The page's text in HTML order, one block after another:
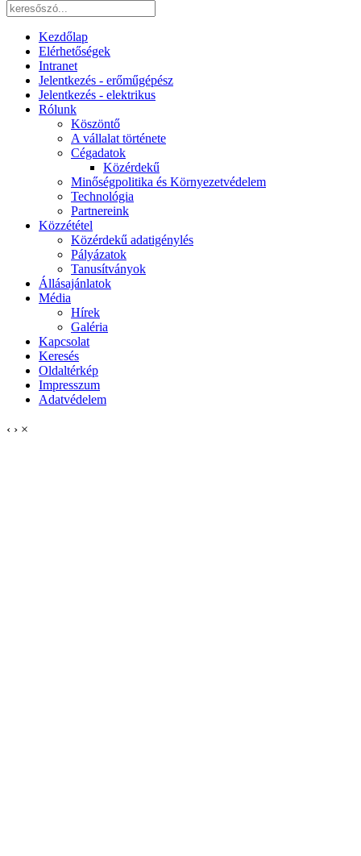
Kezdőlap
Elérhetőségek
Intranet
Jelentkezés - erőműgépész
Jelentkezés - elektrikus
Rólunk
Köszöntő
A vállalat története
Cégadatok
Közérdekű
Minőségpolitika és Környezetvédelem
Technológia
Partnereink
Közzététel
Közérdekű adatigénylés
Pályázatok
Tanusítványok
Állásajánlatok
Média
Hírek
Galéria
Kapcsolat
Keresés
Oldaltérkép
Impresszum
Adatvédelem
‹ › ×